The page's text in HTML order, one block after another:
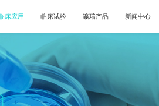
床应用 临床试验 瀛瑞产品 新闻中心